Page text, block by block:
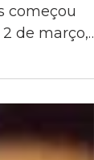
18 países
começou
lotação